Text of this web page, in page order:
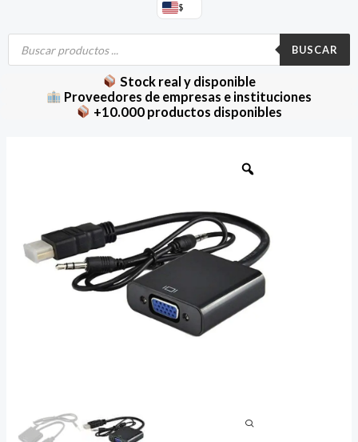
$
Búsqueda
productos
BUSCAR
Stock real y disponible
Proveedores de empresas e instituciones
+10.000 productos disponibles
con
cable
cantidad